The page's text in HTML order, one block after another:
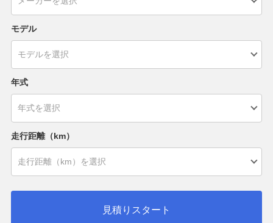
モデル
年式
走行距離（km）
見積りスタート